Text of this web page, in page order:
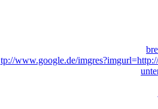
tp://www.google.de/